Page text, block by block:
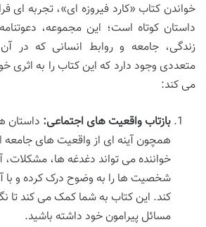
خواندن کتاب «کارد فیروزه ای»، تجربه ای
داستان کوتاه است؛ این مجموعه،
زندگی، جامعه و روابط انسانی که در
متعددی وجود دارد که این کتاب را به اثری
می کند:
بازتاب واقعیت های اجتماعی: داستان
همچون آینه ای از واقعیت های جامعه
خواننده می تواند دغدغه ها، مشکلات،
شخصیت ها را به وضوح درک کرده و با
کند. این کتاب به شما کمک می کند تا
مسائل پیرامون خود داشته باشید.